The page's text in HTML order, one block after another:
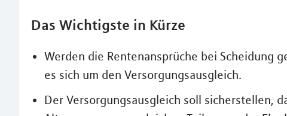
Das Wichtigste in Kürze
Werden die Rentenansprüche bei Scheidung
es sich um den Versorgungsausgleich.
Der Versorgungsausgleich soll sicherstellen,